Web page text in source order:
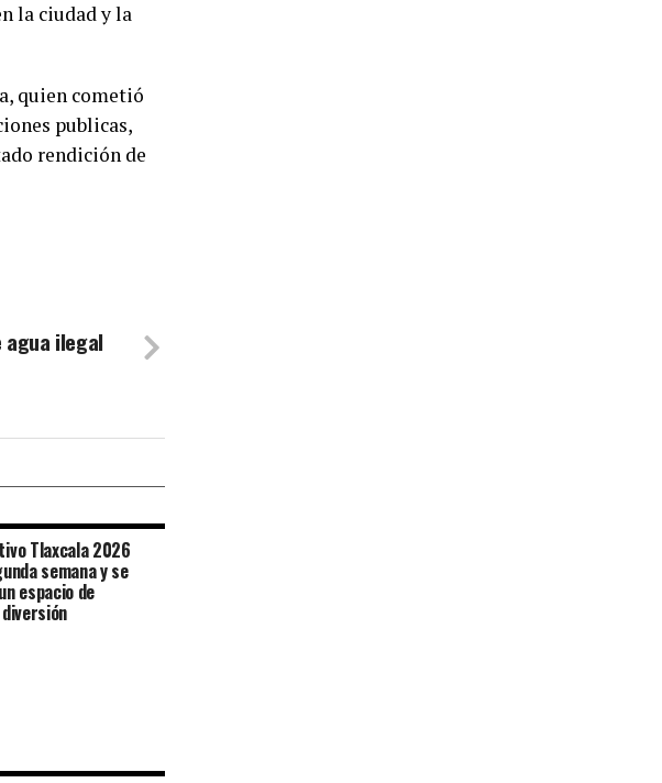
la ciudad y la
quien cometió
publicas,
rendición de
agua ilegal
Tlaxcala 2026
semana y se
espacio de